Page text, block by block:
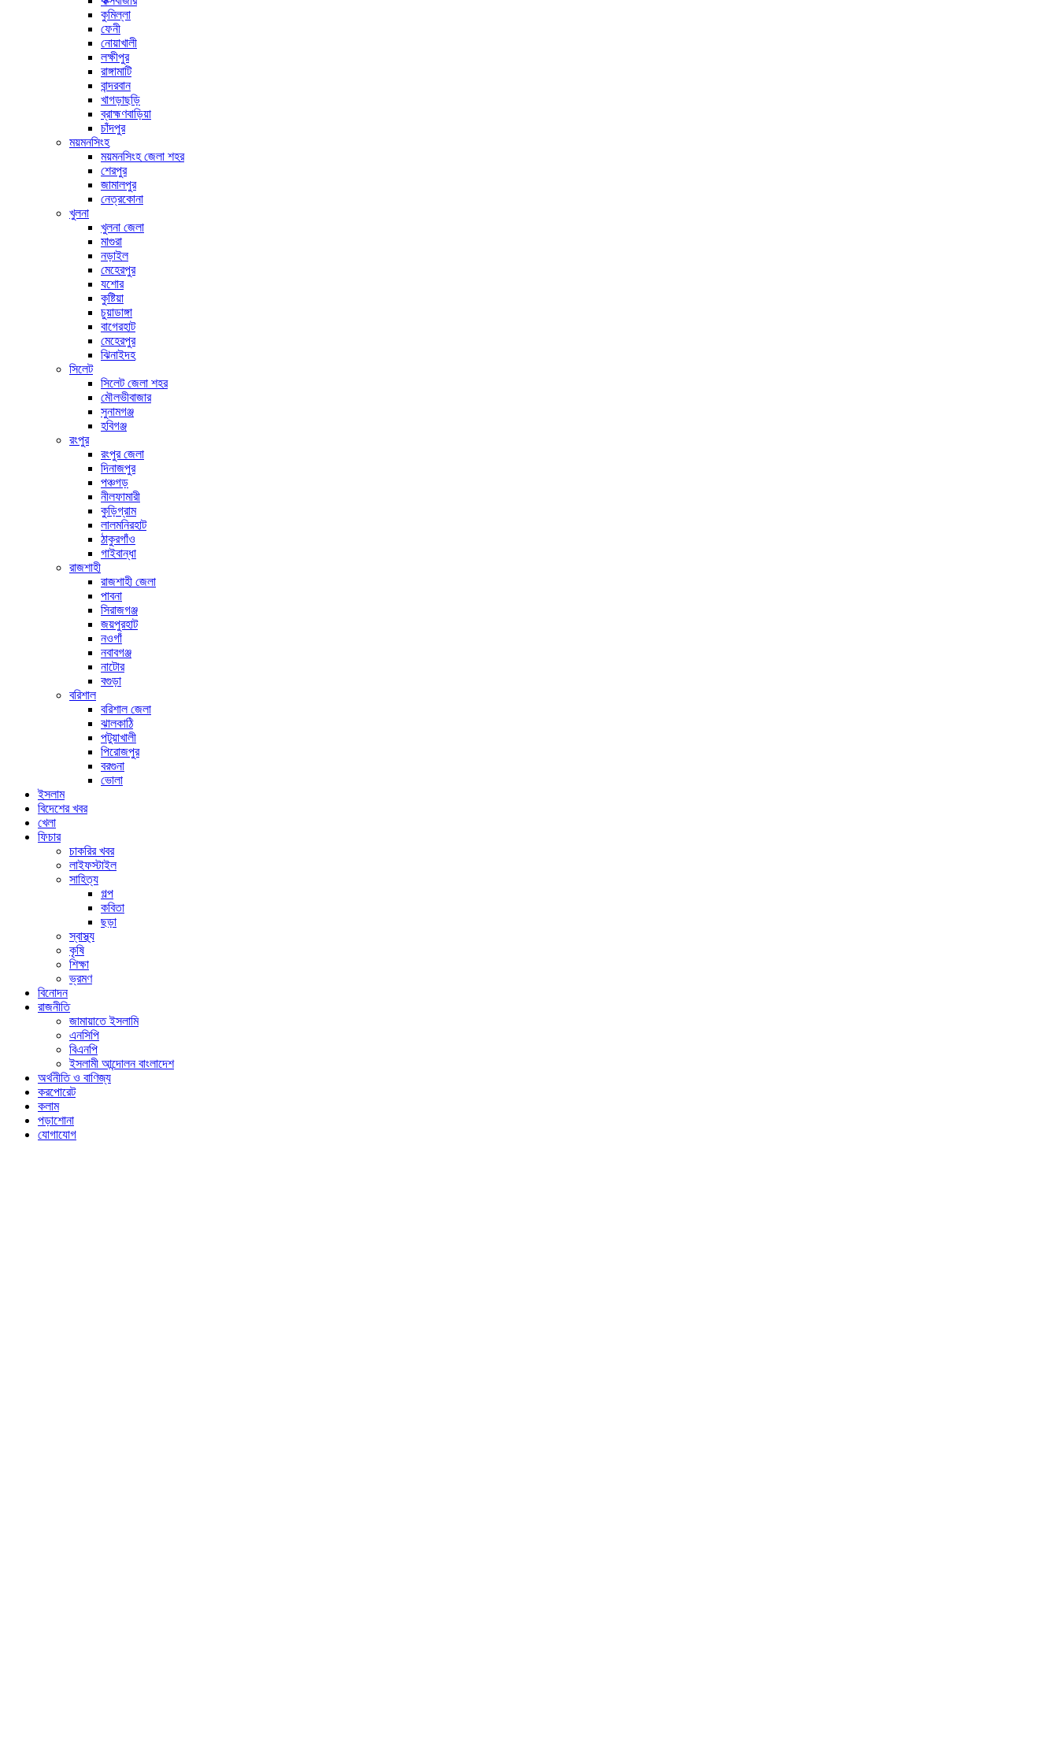
কুমিল্লা
ফেনী
নোয়াখালী
লক্ষীপুর
রাঙ্গামাটি
বান্দরবান
খাগড়াছড়ি
ব্রাহ্মণবাড়িয়া
চাঁদপুর
ময়মনসিংহ
ময়মনসিংহ জেলা শহর
শেরপুর
জামালপুর
নেত্রকোনা
খুলনা
খুলনা জেলা
মাগুরা
নড়াইল
মেহেরপুর
যশোর
কুষ্টিয়া
চুয়াডাঙ্গা
বাগেরহাট
মেহেরপুর
ঝিনাইদহ
সিলেট
সিলেট জেলা শহর
মৌলভীবাজার
সুনামগঞ্জ
হবিগঞ্জ
রংপুর
রংপুর জেলা
দিনাজপুর
পঞ্চগড়
নীলফামারী
কুড়িগ্রাম
লালমনিরহাট
ঠাকুরগাঁও
গাইবান্ধা
রাজশাহী
রাজশাহী জেলা
পাবনা
সিরাজগঞ্জ
জয়পুরহাট
নওগাঁ
নবাবগঞ্জ
নাটোর
বগুড়া
বরিশাল
বরিশাল জেলা
ঝালকাঠি
পটুয়াখালী
পিরোজপুর
বরগুনা
ভোলা
ইসলাম
বিদেশের খবর
খেলা
ফিচার
চাকরির খবর
লাইফস্টাইল
সাহিত্য
গল্প
কবিতা
ছড়া
স্বাস্থ্য
কৃষি
শিক্ষা
ভ্রমণ
বিনোদন
রাজনীতি
জামায়াতে ইসলামি
এনসিপি
বিএনপি
ইসলামী আন্দোলন বাংলাদেশ
অর্থনীতি ও বাণিজ্য
করপোরেট
কলাম
পড়াশোনা
যোগাযোগ